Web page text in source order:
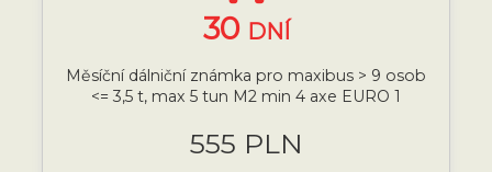
30 DNÍ
Měsíční dálniční známka pro maxibus > 9 osob
<= 3,5 t, max 5 tun M2 min 4 axe EURO 1
555 PLN